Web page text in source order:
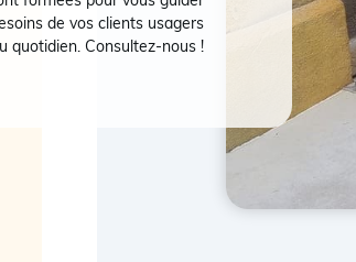
de vos clients usagers
quotidien. Consultez-nous !